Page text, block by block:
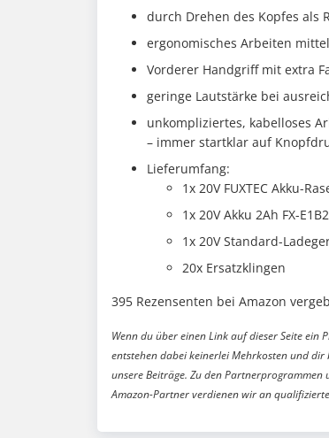
durch Drehen des Kopfes als
ergonomisches Arbeiten
Vorderer Handgriff mit extra
geringe Lautstärke bei
unkompliziertes, kabelloses
– immer startklar auf
Lieferumfang:
1x 20V FUXTEC Akku-
1x 20V Akku 2Ah FX-
1x 20V Standard-
20x Ersatzklingen
395 Rezensenten bei Amazon
Wenn du über einen Link auf dieser Seite
entstehen dabei keinerlei Mehrkosten und
unsere Beiträge. Zu den
Amazon-Partner verdienen wir an